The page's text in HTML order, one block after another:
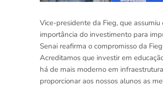
Vice-presidente da Fieg, que
importância do investimento para
Senai reafirma o compromisso da
Acreditamos que investir em
há de mais moderno em
proporcionar aos nossos alunos as